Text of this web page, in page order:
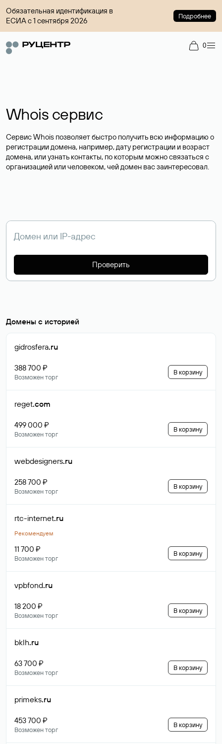
Обязательная идентификация в
ЕСИА с 1 сентября 2026
Подробнее
0
Whois сервис
Сервис Whois позволяет быстро получить всю информацию о
регистрации домена, например, дату регистрации и возраст
домена, или узнать контакты, по которым можно связаться с
организацией или человеком, чей домен вас заинтересовал.
Проверить
Домены с историей
gidrosfera.ru
388 700 ₽
Возможен торг
В корзину
reget.com
499 000 ₽
Возможен торг
В корзину
webdesigners.ru
258 700 ₽
Возможен торг
В корзину
rtc-internet.ru
Рекомендуем
11 700 ₽
Возможен торг
В корзину
vpbfond.ru
18 200 ₽
Возможен торг
В корзину
bklh.ru
63 700 ₽
Возможен торг
В корзину
primeks.ru
453 700 ₽
Возможен торг
В корзину